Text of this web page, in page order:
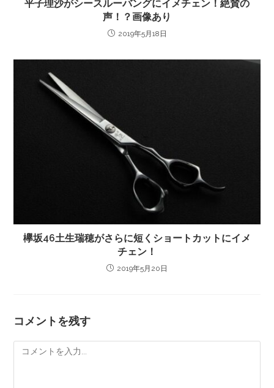
平子理沙がシースルーバングにイメチェン！絶賛の
声！？画像あり
2019年5月18日
欅坂46土生瑞穂がさらに短くショートカットにイメ
チェン！
2019年5月20日
コメントを残す